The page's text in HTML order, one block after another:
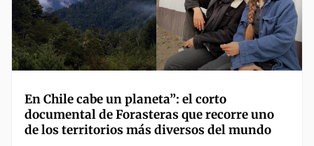
En Chile cabe un planeta”: el corto
documental de Forasteras que recorre uno
de los territorios más diversos del mundo